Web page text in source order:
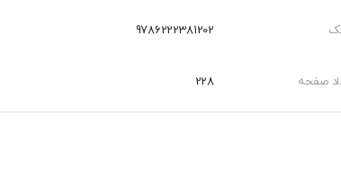
9786222381202
صفحه 228